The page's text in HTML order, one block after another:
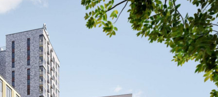
Предлагается
Продажа
Желаемый / подходящий вид деятельности
Не указано
Назначение
Не указано
Размер площади (м2)
3.6
Цена за помещение
558 000 руб.
О помещении